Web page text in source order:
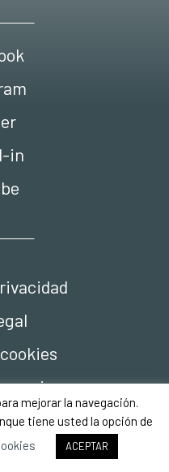
in
mejorar la navegación.
tiene usted la opción de
ACEPTAR